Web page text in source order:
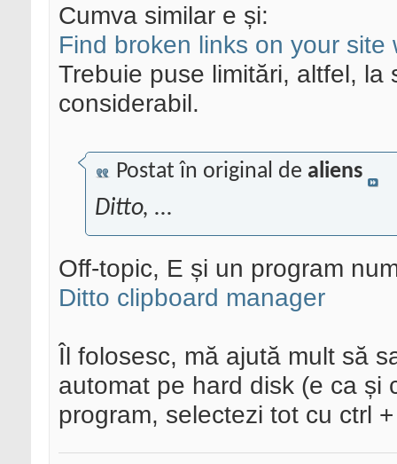
Cumva similar e și:
Find broken links on your
Trebuie puse limitări, altfel,
considerabil.
Postat în original de aliens
Ditto, ...
Off-topic, E și un program
Ditto clipboard manager
Îl folosesc, mă ajută mult să
automat pe hard disk (e ca și
program, selectezi tot cu ctrl